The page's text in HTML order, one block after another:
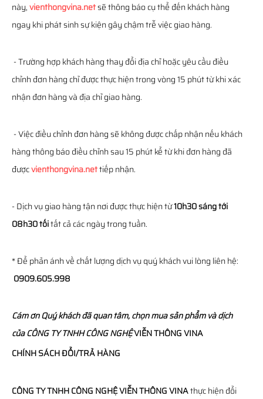
này,vienthongvina.netsẽ thông báo cụ thể đến khách hàng
ngay khi phát sinh sự kiện gây chậm trễ việc giao hàng.
- Trường hợp khách hàng thay đổi địa chỉ hoặc yêu cầu điều
chỉnh đơn hàng chỉ được thực hiện trong vòng 15 phút từ khi xác
nhận đơn hàng và địa chỉ giao hàng.
- Việc điều chỉnh đơn hàng sẽ không được chấp nhận nếu khách
hàng thông báo điều chỉnh sau 15 phút kể từ khi đơn hàng đã
đượcvienthongvina.nettiếp nhận.
- Dịch vụ giao hàng tận nơi được thực hiện từ10h30 sáng tới
08h30 tốitất cả các ngày trong tuần.
* Để phản ánh về chất lượng dịch vụ quý khách vui lòng liên hệ:
0909.605.998
Cám ơn Quý khách đã quan tâm, chọn mua sản phẩm và dịch
củaCÔNG TY TNHH CÔNG NGHỆVIỄN THÔNGVINA
CHÍNH SÁCH ĐỔI/TRẢ HÀNG
CÔNG TY TNHH CÔNG NGHỆ VIỄN THÔNG VINAthực hiện đổi